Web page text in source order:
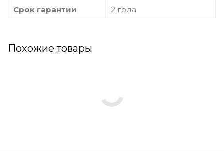
Срок гарантии
2 года
Похожие товары